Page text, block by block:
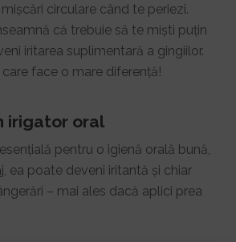
circulare când te periezi.
că trebuie să te miști puțin
iritarea suplimentară a gingiilor.
face o mare diferență!
irigator oral
pentru o igienă orală bună,
ea poate deveni iritantă și chiar
– mai ales dacă aplici prea